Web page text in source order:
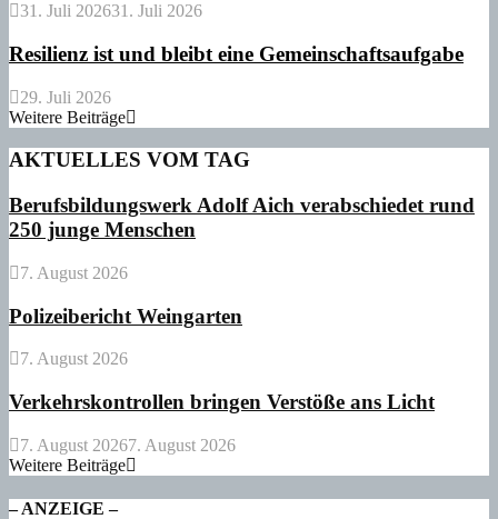
31. Juli 202631. Juli 2026
Resilienz ist und bleibt eine Gemeinschaftsaufgabe
29. Juli 2026
Weitere Beiträge
AKTUELLES VOM TAG
Berufsbildungswerk Adolf Aich verabschiedet rund
250 junge Menschen
7. August 2026
Polizeibericht Weingarten
7. August 2026
Verkehrskontrollen bringen Verstöße ans Licht
7. August 20267. August 2026
Weitere Beiträge
– ANZEIGE –